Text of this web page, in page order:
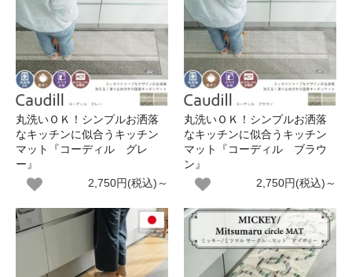
丸洗いＯＫ！シンプルお洒落
なキッチンに似合うキッチン
マット『コーディル グレ
ー』
2,750円(税込)～
丸洗いＯＫ！シンプルお洒落
なキッチンに似合うキッチン
マット『コーディル ブラウ
ン』
2,750円(税込)～